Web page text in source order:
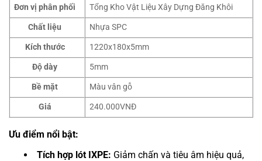
Đơn vị phân phối
Tổng Kho Vật Liệu Xây Dựng Đăng Khôi
Chất liệu
Nhựa SPC
Kích thước
1220x180x5mm
Độ dày
5mm
Bề mặt
Màu vân gỗ
Giá
240.000VNĐ
Ưu điểm nổi bật:
Tích hợp lót IXPE: Giảm chấn và tiêu âm hiệu quả,